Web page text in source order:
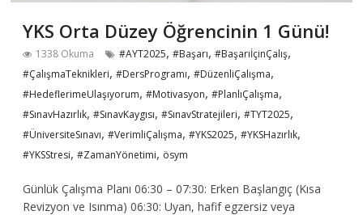
YKS Orta Düzey Öğrencinin 1 Günü!
1338 Okuma #AYT2025,#Başarı,#BaşarıİçinÇalış,
#ÇalışmaTeknikleri,#DersProgramı,#DüzenliÇalışma,
#HedeflerimeUlaşıyorum,#Motivasyon,#PlanlıÇalışma,
#SınavHazırlık,#SınavKaygısı,#SınavStratejileri,#TYT2025,
#ÜniversiteSınavı,#VerimliÇalışma,#YKS2025,#YKSHazırlık,
#YKSStresi,#ZamanYönetimi, ösym
Günlük Çalışma Planı 06:30 – 07:30: Erken Başlangıç (Kısa
Revizyon ve Isınma) 06:30: Uyan, hafif egzersiz veya